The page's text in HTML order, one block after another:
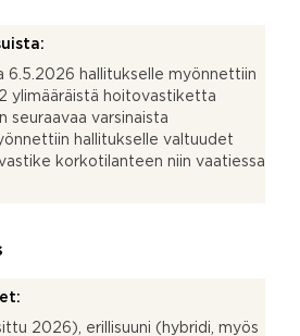
6.5.2026 hallitukselle myönnettiin
ylimääräistä hoitovastiketta
seuraavaa varsinaista
hallitukselle valtuudet
korkotilanteen niin vaatiessa
2026), erillisuuni (hybridi, myös